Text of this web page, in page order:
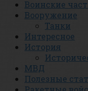
Воинские
Вооружение
Танки
Интересное
История
МВД
Полезные